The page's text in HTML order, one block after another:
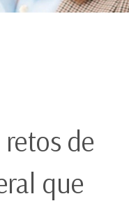
de
que